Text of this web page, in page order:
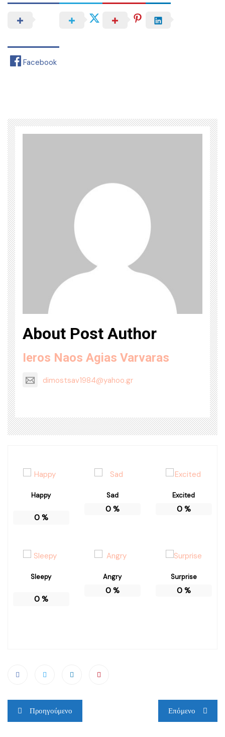
Facebook
About Post Author
Ieros Naos Agias Varvaras
dimostsav1984@yahoo.gr
Happy
0%
Sad
0%
Excited
0%
Sleepy
0%
Angry
0%
Surprise
0%
Πλοήγηση
άρθρων
Προηγούμενο Επόμενο